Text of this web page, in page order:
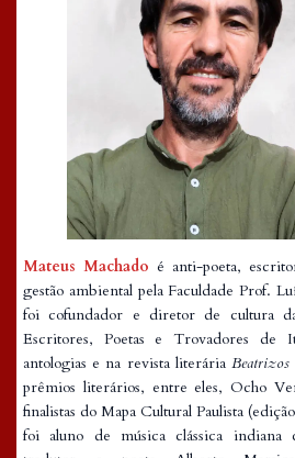
Mateus Machado é anti-poeta,
gestão ambiental pela Faculdade Prof.
foi cofundador e diretor de cultura
Escritores, Poetas e Trovadores de
antologias e na revista literária Beatrizos
prêmios literários, entre eles, Ocho
finalistas do Mapa Cultural Paulista
foi aluno de música clássica